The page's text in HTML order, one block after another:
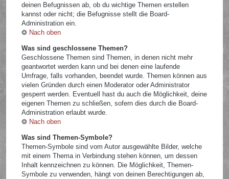
deinen Befugnissen ab, ob du wichtige Themen erstellen
kannst oder nicht; die Befugnisse stellt die Board-
Administration ein.
Nach oben
Was sind geschlossene Themen?
Geschlossene Themen sind Themen, in denen nicht mehr
geantwortet werden kann und bei denen eine laufende
Umfrage, falls vorhanden, beendet wurde. Themen können aus
vielen Gründen durch einen Moderator oder Administrator
gesperrt werden. Eventuell hast du auch die Möglichkeit, deine
eigenen Themen zu schließen, sofern dies durch die Board-
Administration erlaubt wurde.
Nach oben
Was sind Themen-Symbole?
Themen-Symbole sind vom Autor ausgewählte Bilder, welche
mit einem Thema in Verbindung stehen können, um dessen
Inhalt kennzeichnen zu können. Die Möglichkeit, Themen-
Symbole zu verwenden, hängt von deinen Berechtigungen ab,